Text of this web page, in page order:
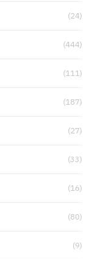
(24)
(444)
(111)
(187)
(27)
(33)
(16)
(80)
(9)